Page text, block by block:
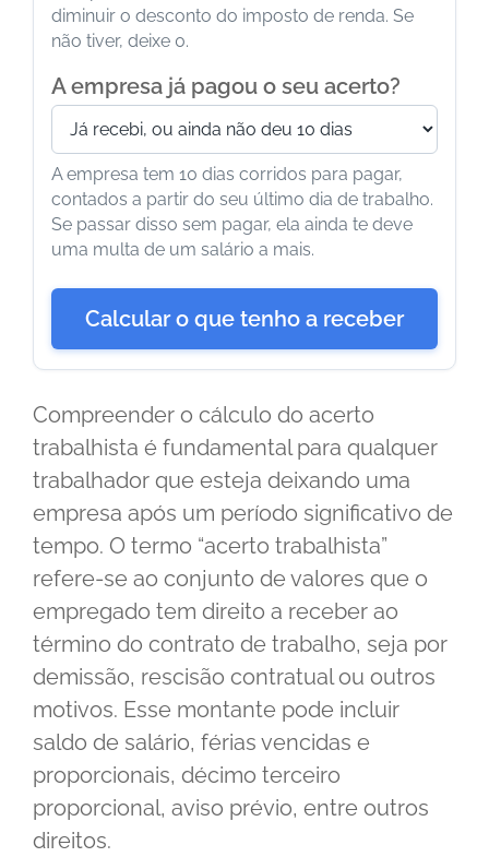
diminuir o desconto do imposto de renda. Se
não tiver, deixe 0.
A empresa já pagou o seu acerto?
A empresa tem 10 dias corridos para pagar,
contados a partir do seu último dia de trabalho.
Se passar disso sem pagar, ela ainda te deve
uma multa de um salário a mais.
Calcular o que tenho a receber
Compreender o cálculo do acerto
trabalhista é fundamental para qualquer
trabalhador que esteja deixando uma
empresa após um período significativo de
tempo. O termo “acerto trabalhista”
refere-se ao conjunto de valores que o
empregado tem direito a receber ao
término do contrato de trabalho, seja por
demissão, rescisão contratual ou outros
motivos. Esse montante pode incluir
saldo de salário, férias vencidas e
proporcionais, décimo terceiro
proporcional, aviso prévio, entre outros
direitos.